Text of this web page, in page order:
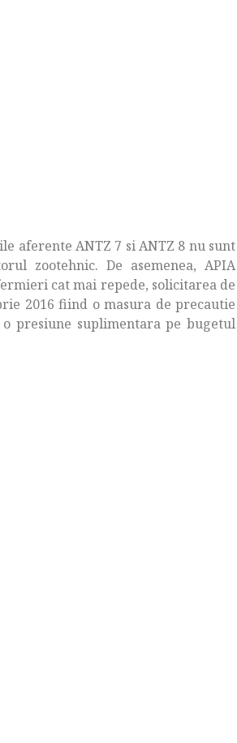
aferente ANTZ 7 si ANTZ 8 nu sunt
zootehnic. De asemenea, APIA
cat mai repede, solicitarea de
2016 fiind o masura de precautie
presiune suplimentara pe bugetul